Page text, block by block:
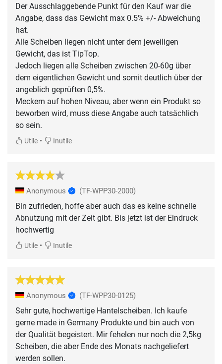
Der Ausschlaggebende Punkt für den Kauf war die
Angabe, dass das Gewicht max 0.5% +/- Abweichung
hat.
Alle Scheiben liegen nicht unter dem jeweiligen
Gewicht, das ist TipTop.
Jedoch liegen alle Scheiben zwischen 20-60g über
dem eigentlichen Gewicht und somit deutlich über der
angeblich geprüften 0,5%.
Meckern auf hohen Niveau, aber wenn ein Produkt so
beworben wird, muss diese Angabe auch tatsächlich
Utile • Inutile
Anonymous (TF-WPP30-2000)
Bin zufrieden, hoffe aber auch das es keine schnelle
Abnutzung mit der Zeit gibt. Bis jetzt ist der Eindruck
hochwertig
Utile • Inutile
Anonymous (TF-WPP30-0125)
Sehr gute, hochwertige Hantelscheiben. Ich kaufe
gerne made in Germany Produkte und bin auch von
der Qualität begeistert. Mir fehelen nur noch die 2,5kg
Scheiben, die aber Ende des Monats nachgeliefert
werden sollen.